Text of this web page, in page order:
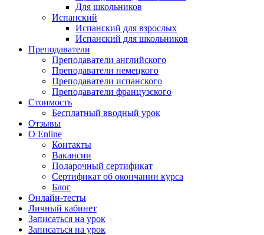
Для школьников
Испанский
Испанский для взрослых
Испанский для школьников
Преподаватели
Преподаватели английского
Преподаватели немецкого
Преподаватели испанского
Преподаватели французского
Стоимость
Бесплатный вводный урок
Отзывы
О Enline
Контакты
Вакансии
Подарочный сертификат
Сертификат об окончании курса
Блог
Онлайн-тесты
Личный кабинет
Записаться на урок
Записаться на урок